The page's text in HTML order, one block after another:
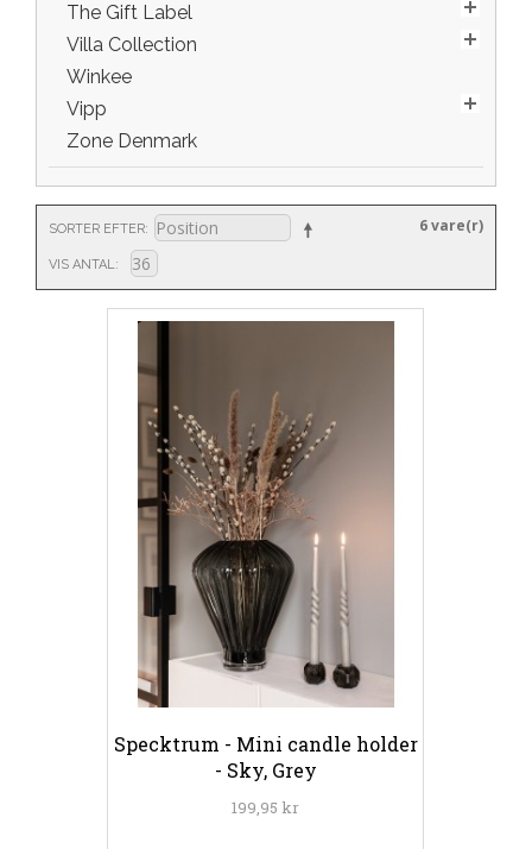
The Gift Label
Villa Collection
Winkee
Vipp
Zone Denmark
SORTER EFTER
VIS ANTAL
6 vare(r)
Specktrum - Mini candle holder
- Sky, Grey
199,95 kr